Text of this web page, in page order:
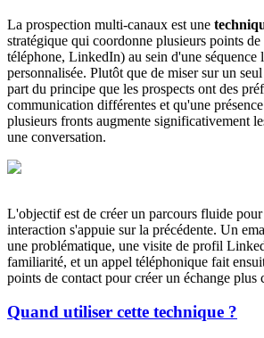
La prospection multi-canaux est une
stratégique qui coordonne plusieurs points
téléphone, LinkedIn) au sein d'une séquence
personnalisée. Plutôt que de miser sur un
part du principe que les prospects ont des
communication différentes et qu'une
plusieurs fronts augmente significativement
une conversation.
L'objectif est de créer un parcours fluide
interaction s'appuie sur la précédente. Un
une problématique, une visite de profil
familiarité, et un appel téléphonique fait
points de contact pour créer un échange plus
Quand utiliser cette technique ?